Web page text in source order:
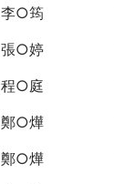
李○筠
張○婷
程○庭
鄭○燁
鄭○燁